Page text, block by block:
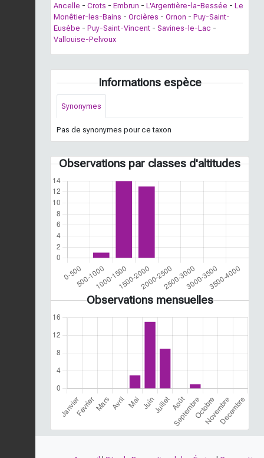
Ancelle - Crots - Embrun - L'Argentière-la-Bessée - Le
Monêtier-les-Bains - Orcières - Ornon - Puy-Saint-
Eusèbe - Puy-Saint-Vincent - Savines-le-Lac -
Vallouise-Pelvoux
Informations espèce
Synonymes
Pas de synonymes pour ce taxon
Observations par classes d'altitudes
Observations mensuelles